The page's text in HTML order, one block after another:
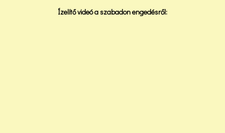
Ízelítő videó a szabadon engedésről: